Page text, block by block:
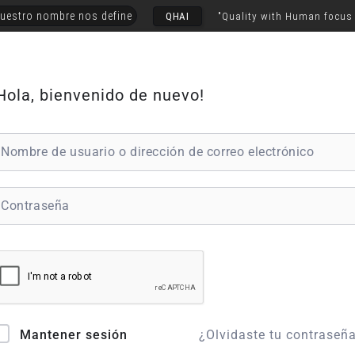
nombre nos define QHAI "Quality with Human focus
bienvenido de nuevo!
Mantener sesión ¿Olvidaste tu